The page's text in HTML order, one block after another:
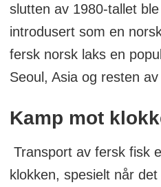
slutten av 1980-tallet
introdusert som en
fersk norsk laks en
Seoul, Asia og resten
Kamp mot
Transport av fersk fisk
klokken, spesielt når